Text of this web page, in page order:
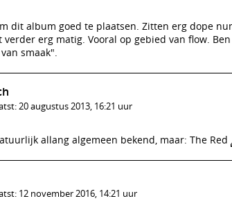
dit album goed te plaatsen. Zitten erg dope
verder erg matig. Vooral op gebied van flow.
smaak".
20 augustus 2013, 16:21 uur
allang algemeen bekend, maar: The Red
12 november 2016, 14:21 uur